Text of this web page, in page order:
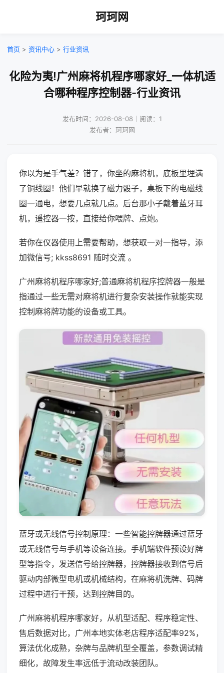
珂珂网
首页 > 资讯中心 > 行业资讯
化险为夷!广州麻将机程序哪家好_一体机适
合哪种程序控制器-行业资讯
发布时间：2026-08-08｜阅读：1
发布者：珂珂网
你以为是手气差？错了，你坐的麻将机，底板里埋满
了铜线圈！他们早就换了磁力骰子，桌板下的电磁线
圈一通电，想要几点就几点。后台那小子戴着蓝牙耳
机，遥控器一按，直接给你喂牌、点炮。
若你在仪器使用上需要帮助，想获取一对一指导，添
加微信号; kkss8691 随时交流 。
广州麻将机程序哪家好;普通麻将机程序控牌器一般是
指通过一些无需对麻将机进行复杂安装操作就能实现
控制麻将牌功能的设备或工具。
蓝牙或无线信号控制原理：一些智能控牌器通过蓝牙
或无线信号与手机等设备连接。手机端软件预设好牌
型等指令，发送信号给控牌器，控牌器接收到信号后
驱动内部微型电机或机械结构，在麻将机洗牌、码牌
过程中进行干预，达到控牌目的。
广州麻将机程序哪家好，从机型适配、程序稳定性、
售后数据对比，广州本地实体老店程序适配率92%，
算法优化成熟，杂牌与品牌机型全覆盖，参数调试精
细化，故障发生率远低于流动改装团队。